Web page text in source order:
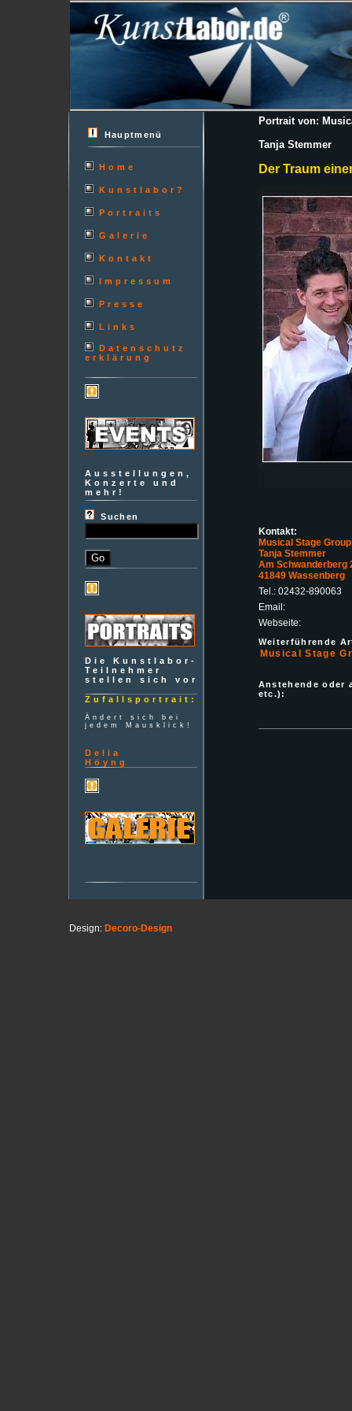
Hauptmenü
Home
Kunstlabor?
Portraits
Galerie
Kontakt
Impressum
Presse
Links
Datenschutz
erklärung
Ausstellungen,
Konzerte und
mehr!
Suchen
Die Kunstlabor-
Teilnehmer
stellen sich vor
Zufallsportrait:
Ändert sich bei
jedem Mausklick!
Delia
Höyng
Portrait von:
Tanja Stemmer
Der Traum
Kontakt:
Musical Stage Group
Tanja Stemmer
Am Schwanderberg
41849 Wassenberg
Tel.: 02432-890063
Email:
Webseite:
Weiterführende
Musical Stage
Anstehende
etc.):
Design: Decoro-Design